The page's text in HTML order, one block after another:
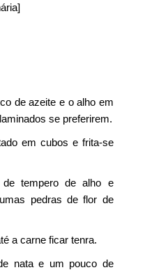
de azeite e o alho em
se preferirem.
em cubos e frita-se
de tempero de alho e
pedras de flor de
a carne ficar tenra.
nata e um pouco de